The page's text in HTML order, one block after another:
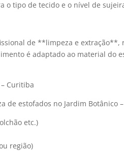
o tipo de tecido e o nível de
de **limpeza e extração**,
é adaptado ao material do
Curitiba
de estofados no Jardim Botânico
etc.)
região)